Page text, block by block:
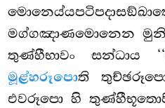
මග්ගඤාණමොනෙන
තුණ්හීභාවං සන්ධාය
මූළ්හරූපොති
එවරූපො හි